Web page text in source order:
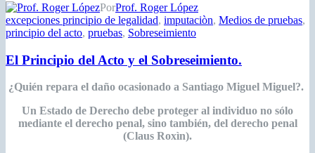
PorProf. Roger López
excepciones principio de legalidad, imputaciòn, Medios de pruebas,
principio del acto, pruebas, Sobreseimiento
El Principio del Acto y el Sobreseimiento.
¿Quién repara el daño ocasionado a Santiago Miguel Miguel?.
Un Estado de Derecho debe proteger al individuo no sólo
mediante el derecho penal, sino también, del derecho penal
(Claus Roxìn).